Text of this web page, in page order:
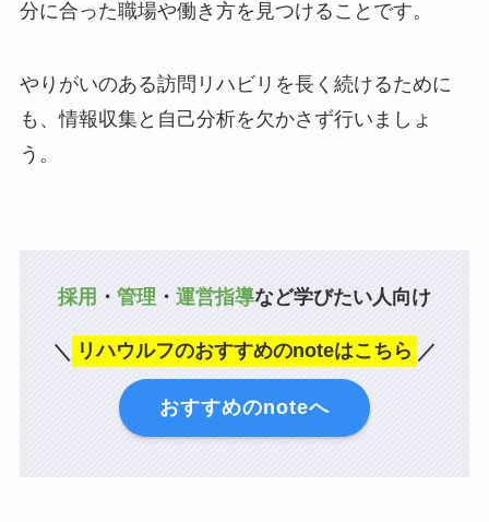
分に合った職場や働き方を見つけることです。
やりがいのある訪問リハビリを長く続けるために
も、情報収集と自己分析を欠かさず行いましょ
う。
採用 ・ 管理 ・ 運営指導など学びたい人向け
＼ リハウルフのおすすめのnoteはこちら ／
おすすめのnoteへ